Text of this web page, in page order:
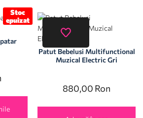
Stoc
epuizat
Patut Bebelusi Multifunctional
Muzical Electric Gri
880,00 Ron